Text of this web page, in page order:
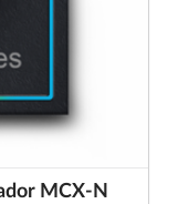
MCX-N